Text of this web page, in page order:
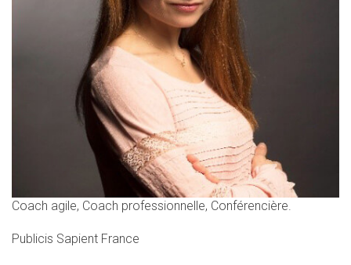
Coach agile, Coach professionnelle, Conférencière.
Publicis Sapient France